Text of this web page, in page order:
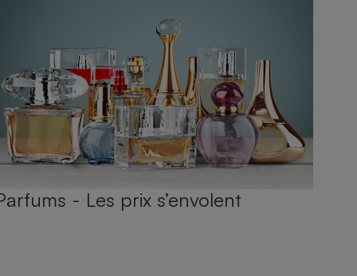
- Les prix s’envolent